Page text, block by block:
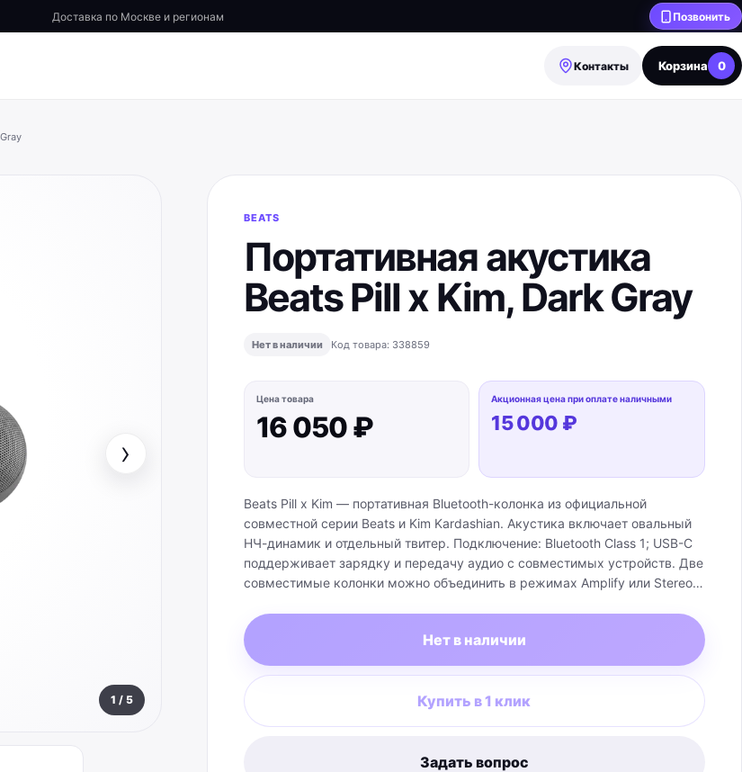
Доставка по Москве и регионам Позвонить
Контакты Корзина 0
›
1 / 5
BEATS
Портативная акустика
Beats Pill x Kim, Dark Gray
Нет в наличии Код товара: 338859
Цена товара
16 050 ₽
Акционная цена при оплате наличными
15 000 ₽
Beats Pill x Kim — портативная Bluetooth-колонка из официальной
совместной серии Beats и Kim Kardashian. Акустика включает овальный
НЧ-динамик и отдельный твитер. Подключение: Bluetooth Class 1; USB-C
поддерживает зарядку и передачу аудио с совместимых устройств. Две
совместимые колонки можно объединить в режимах Amplify или Stereo;
— до 24 часов; 10 минут зарядки дают до 2 часов воспроизведения.
Колонка может заряжать телефон через USB-C. Защита от воды и пыли:
IP67. Есть встроенный микрофон и функции поиска для iOS и Android.
Размеры: 21,9 × 7,1 × 7,0 см; масса: 680 г. Комплектация: колонка,
съёмный ремешок, кабель USB-C — USB-C, краткое руководство и
гарантийная документация. Сетевой адаптер не входит.
Нет в наличии
Купить в 1 клик
Задать вопрос